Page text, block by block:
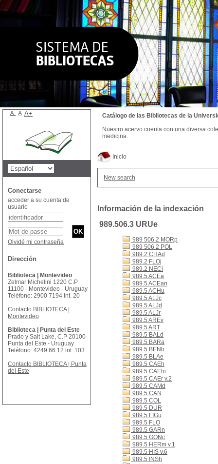
Inicio
New search
Información de la indexación
989.506.3 URUe
989 506 2 MORp
989 506 2 POL
989.2 CHAd
989.2 FLOj
989.2 NECi
989.5 ACEa
989.5 ACEan
989.5 ACHu
989.5 ALJc
989.5 ALJd
989.5 ALJr
989.5 AREv
989.5 ART
989.5 BALd
989.5 BARa
989.5 BENb
989.5 BLAe
989.5 CAEh
989.5 CAEhi
989.5 CAEr v.2
989.5 CAMd
989.5 CAN
989.5 COL
989.5 DUR
989.5 FIGu
989.5 FLO
989.5 GARn
989.5 GONc
989.5 HERm v.1
989.5 HIS v.6
989.5 INSh
Catálogo de las Bibliotecas de la
Nuestro acervo cuenta con una diversa
medicina.
A- A A+
Conectarse
acceder a su cuenta de
usuario
Olvidé mi contraseña
Dirección
Biblioteca | Montevideo
Zelmar Michelini 1220 C.P
11100 - Montevideo - Uruguay
Teléfono: 2900 7194 int. 20
Contacto BIBLIOTECA |
Montevideo
Biblioteca | Punta del Este
Prado y Salt Lake, C.P 20100
Punta del Este - Uruguay
Teléfono: 4249 66 12 int. 103
Contacto BIBLIOTECA | Punta
del Este